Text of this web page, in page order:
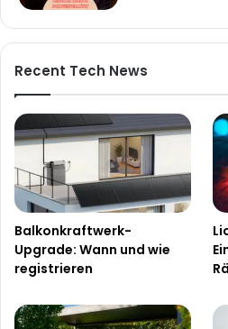
Recent Tech News
Balkonkraftwerk-
Upgrade: Wann und wie
registrieren